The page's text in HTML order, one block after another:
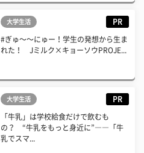
大学生活 PR
#ぎゅ〜〜にゅー！学生の発想から生ま
れた！ Jミルク×キョーソウPROJE...
大学生活 PR
「牛乳」は学校給食だけで飲むも
の？ “牛乳をもっと身近に”――「牛
乳でスマ...